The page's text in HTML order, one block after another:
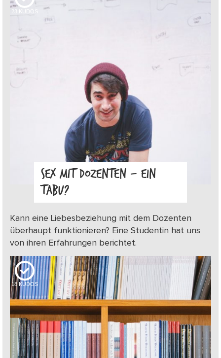
23 KUDOS
SEX MIT DOZENTEN – EIN
TABU?
Kann eine Liebesbeziehung mit dem Dozenten
überhaupt funktionieren? Eine Studentin hat uns
von ihren Erfahrungen berichtet.
18 KUDOS